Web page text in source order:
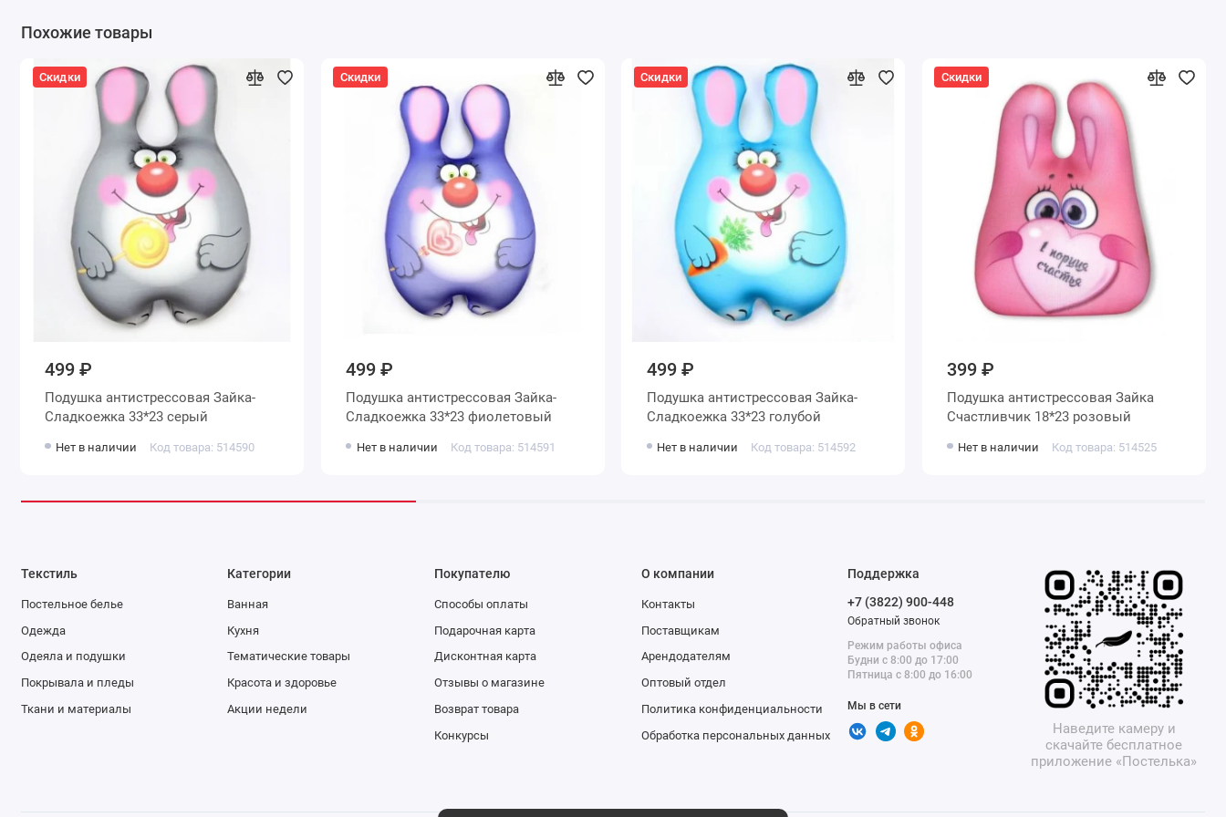
Похожие товары
Скидки
499 ₽
Подушка антистрессовая Зайка-
Сладкоежка 33*23 серый
Нет в наличии Код товара: 514590
Скидки
499 ₽
Подушка антистрессовая Зайка-
Сладкоежка 33*23 фиолетовый
Нет в наличии Код товара: 514591
Скидки
499 ₽
Подушка антистрессовая Зайка-
Сладкоежка 33*23 голубой
Нет в наличии Код товара: 514592
Скидки
399 ₽
Подушка антистрессовая Зайка
Счастливчик 18*23 розовый
Нет в наличии Код товара: 514525
Текстиль
Постельное белье
Одежда
Одеяла и подушки
Покрывала и пледы
Ткани и материалы
Категории
Ванная
Кухня
Тематические товары
Красота и здоровье
Акции недели
Покупателю
Способы оплаты
Подарочная карта
Дисконтная карта
Отзывы о магазине
Возврат товара
Конкурсы
О компании
Контакты
Поставщикам
Арендодателям
Оптовый отдел
Политика конфиденциальности
Обработка персональных данных
Поддержка
+7 (3822) 900-448
Обратный звонок
Режим работы офиса
Будни с 8:00 до 17:00
Пятница с 8:00 до 16:00
Мы в сети
Наведите камеру и
скачайте бесплатное
приложение «Постелька»